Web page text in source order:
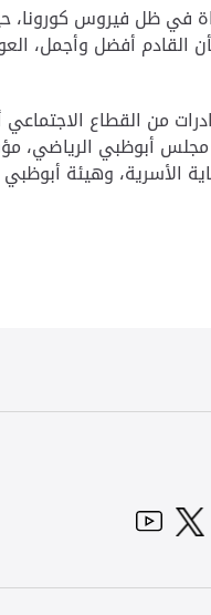
ظل فيروس كورونا،
القادم أفضل وأجمل،
أبوظبي الرياضي،
الأسرية، وهيئة